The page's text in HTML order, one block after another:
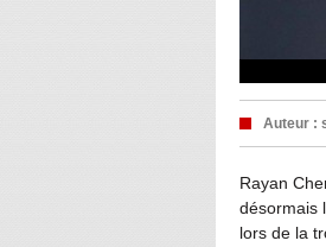
Auteur :
Rayan
désormais
lors de la